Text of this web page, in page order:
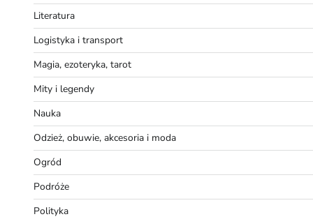
Literatura
Logistyka i transport
Magia, ezoteryka, tarot
Mity i legendy
Nauka
Odzież, obuwie, akcesoria i moda
Ogród
Podróże
Polityka